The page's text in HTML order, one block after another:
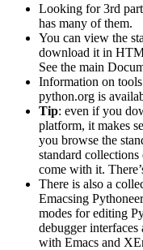
Looking for 3rd
has many of them.
You can view the
download it in
See the main
Information on
python.org is
Tip: even if you
platform, it makes
you browse the
standard collections
come with it.
There is also a
Emacsing
modes for editing
debugger
with Emacs and